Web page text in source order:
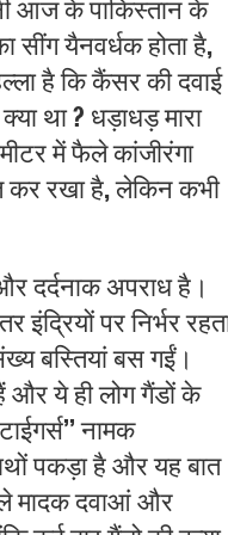
आज के पाकिस्तान के
यैनवर्धक होता है,
है कि कैंसर की दवाई
था? धड़ाधड़ मारा
में फैले कांजीरंगा
कर रखा है,लेकिन कभी
दर्दनाक अपराध है।
पर निर्भर
बस्तियां बस गईं।
और ये ही लोग गैंडों के
नामक
पकड़ा है और यह बात
मादक दवाआं और